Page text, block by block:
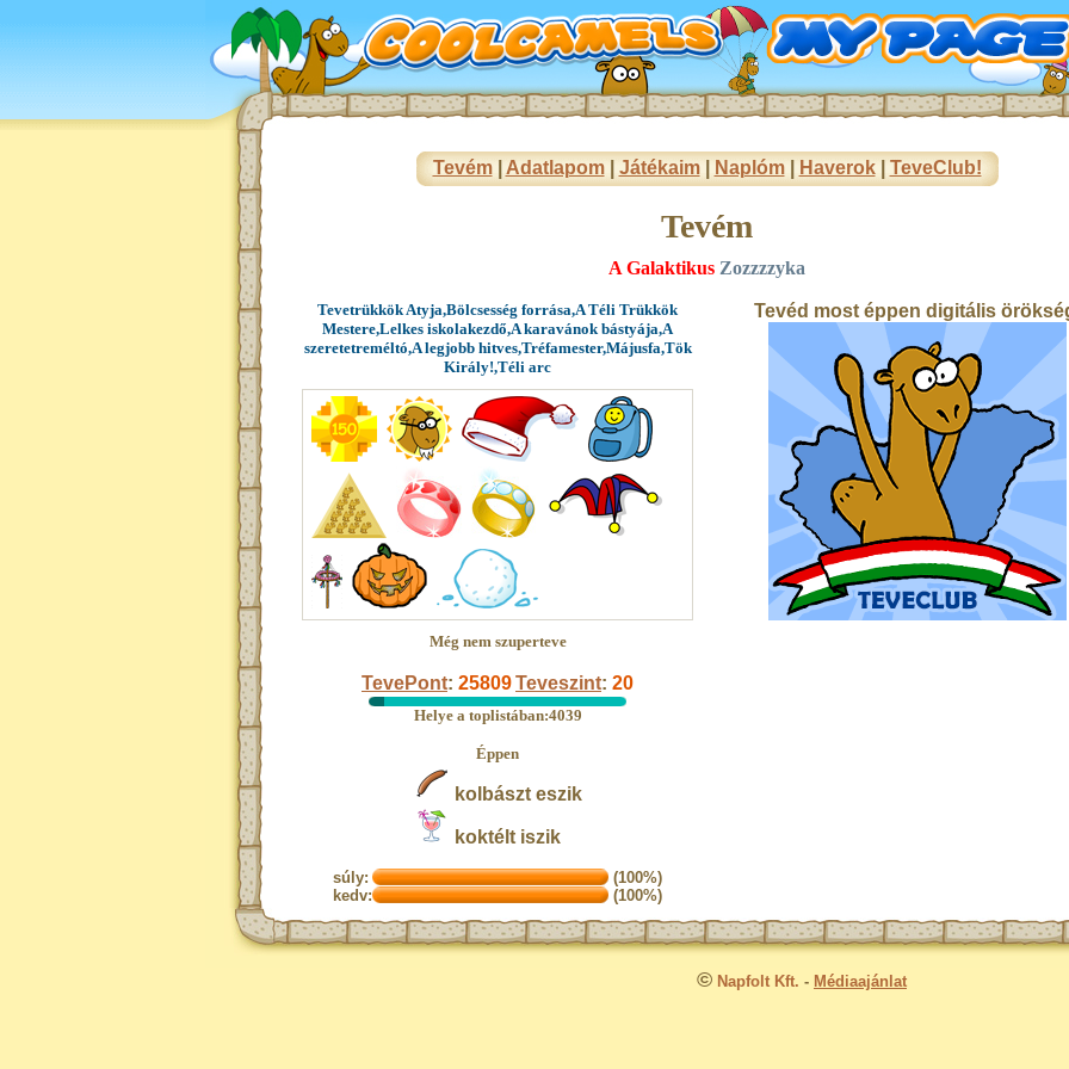
Tevém| Adatlapom| Játékaim| Naplóm| Haverok| TeveClub!
Tevém
A Galaktikus Zozzzzyka
Tevetrükkök Atyja,Bölcsesség forrása,A Téli Trükkök
Mestere,Lelkes iskolakezdő,A karavánok bástyája,A
szeretetreméltó,A legjobb hitves,Tréfamester,Májusfa,Tök
Király!,Téli arc
Még nem szuperteve
TevePont: 25809Teveszint: 20
Helye a toplistában:4039
Éppen
kolbászt eszik
koktélt iszik
súly:
(100%)
kedv:
(100%)
Tevéd most éppen digitális
© Napfolt Kft. - Médiaajánlat